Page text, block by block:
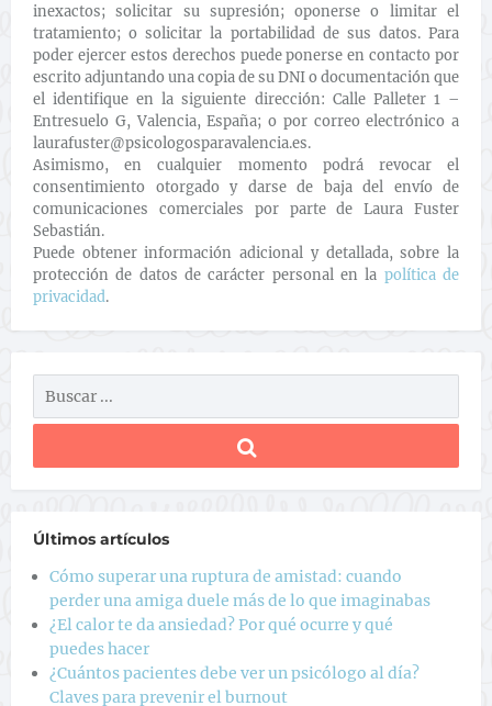
inexactos; solicitar su supresión; oponerse o limitar el
tratamiento; o solicitar la portabilidad de sus datos. Para
poder ejercer estos derechos puede ponerse en contacto por
escrito adjuntando una copia de su DNI o documentación que
el identifique en la siguiente dirección: Calle Palleter 1 –
Entresuelo G, Valencia, España; o por correo electrónico a
laurafuster@psicologosparavalencia.es.
Asimismo, en cualquier momento podrá revocar el
consentimiento otorgado y darse de baja del envío de
comunicaciones comerciales por parte de Laura Fuster
Sebastián.
Puede obtener información adicional y detallada, sobre la
protección de datos de carácter personal en la política de
privacidad.
Últimos artículos
Cómo superar una ruptura de amistad: cuando
perder una amiga duele más de lo que imaginabas
¿El calor te da ansiedad? Por qué ocurre y qué
puedes hacer
¿Cuántos pacientes debe ver un psicólogo al día?
Claves para prevenir el burnout